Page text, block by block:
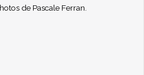
de Pascale Ferran.